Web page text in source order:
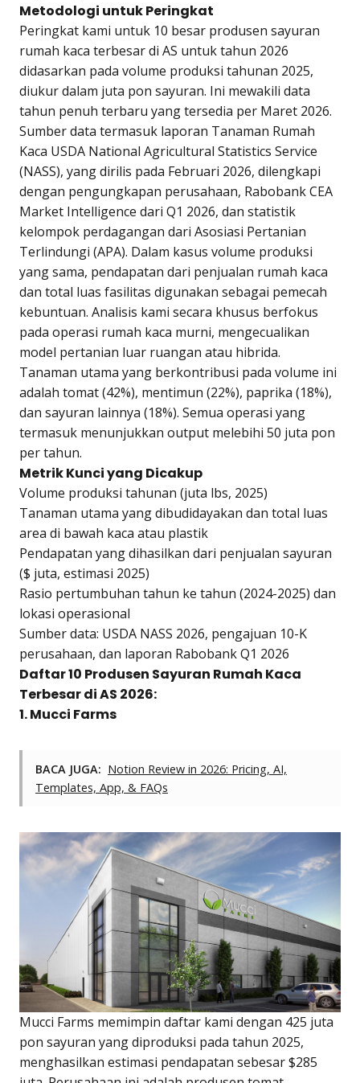
Metodologi untuk Peringkat
Peringkat kami untuk 10 besar produsen sayuran
rumah kaca terbesar di AS untuk tahun 2026
didasarkan pada volume produksi tahunan 2025,
diukur dalam juta pon sayuran. Ini mewakili data
tahun penuh terbaru yang tersedia per Maret 2026.
Sumber data termasuk laporan Tanaman Rumah
Kaca USDA National Agricultural Statistics Service
(NASS), yang dirilis pada Februari 2026, dilengkapi
dengan pengungkapan perusahaan, Rabobank CEA
Market Intelligence dari Q1 2026, dan statistik
kelompok perdagangan dari Asosiasi Pertanian
Terlindungi (APA). Dalam kasus volume produksi
yang sama, pendapatan dari penjualan rumah kaca
dan total luas fasilitas digunakan sebagai pemecah
kebuntuan. Analisis kami secara khusus berfokus
pada operasi rumah kaca murni, mengecualikan
model pertanian luar ruangan atau hibrida.
Tanaman utama yang berkontribusi pada volume ini
adalah tomat (42%), mentimun (22%), paprika (18%),
dan sayuran lainnya (18%). Semua operasi yang
termasuk menunjukkan output melebihi 50 juta pon
per tahun.
Metrik Kunci yang Dicakup
Volume produksi tahunan (juta lbs, 2025)
Tanaman utama yang dibudidayakan dan total luas
area di bawah kaca atau plastik
Pendapatan yang dihasilkan dari penjualan sayuran
($ juta, estimasi 2025)
Rasio pertumbuhan tahun ke tahun (2024-2025) dan
lokasi operasional
Sumber data: USDA NASS 2026, pengajuan 10-K
perusahaan, dan laporan Rabobank Q1 2026
Daftar 10 Produsen Sayuran Rumah Kaca
Terbesar di AS 2026:
1. Mucci Farms
BACA JUGA: Notion Review in 2026: Pricing, AI,
Templates, App, & FAQs
Mucci Farms memimpin daftar kami dengan 425 juta
pon sayuran yang diproduksi pada tahun 2025,
menghasilkan estimasi pendapatan sebesar $285